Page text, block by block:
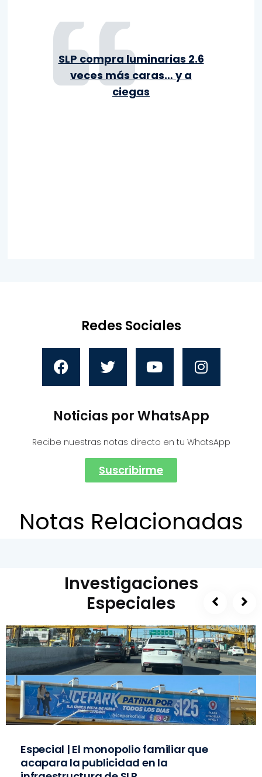
SLP compra luminarias 2.6
veces más caras… y a
ciegas
Redes Sociales
Noticias por WhatsApp
Recibe nuestras notas directo en tu WhatsApp
Suscribirme
Notas Relacionadas
Investigaciones
Especiales
Especial | El monopolio familiar que
acapara la publicidad en la